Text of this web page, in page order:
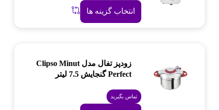
انتخاب گزینه ها
زودپز تفال مدل Clipso Minut
Perfect گنجایش 7.5 لیتر
تماس بگیرید